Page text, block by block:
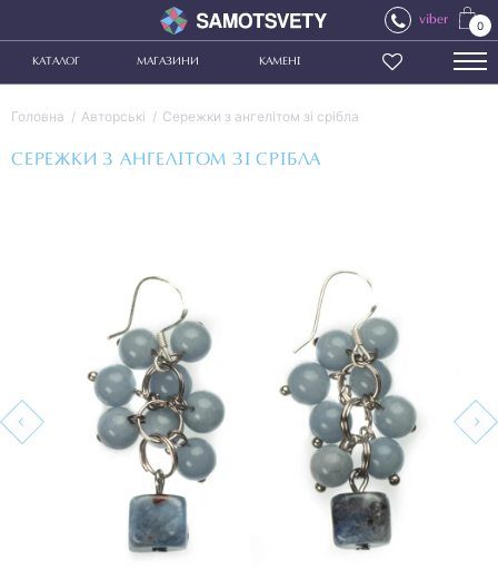
viber 0
КАТАЛОГ МАГАЗИНИ КАМЕНІ
Головна Авторські Сережки з ангелітом зі срібла
СЕРЕЖКИ З АНГЕЛІТОМ ЗІ СРІБЛА